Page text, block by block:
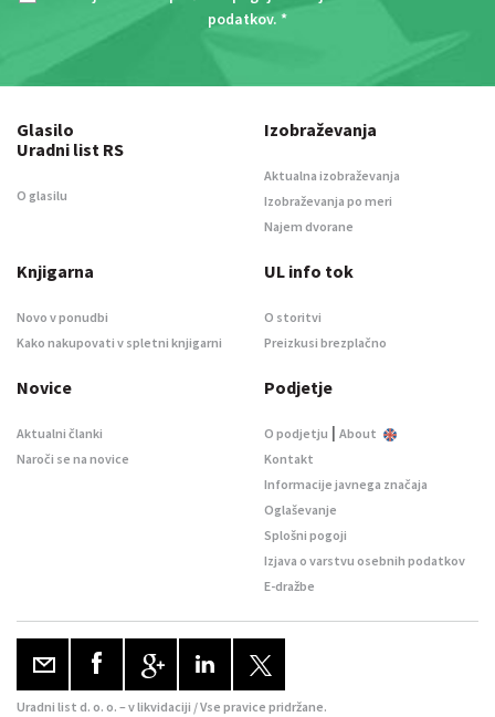
podatkov. *
Glasilo
Uradni list RS
O glasilu
Izobraževanja
Aktualna izobraževanja
Izobraževanja po meri
Najem dvorane
Knjigarna
Novo v ponudbi
Kako nakupovati v spletni knjigarni
UL info tok
O storitvi
Preizkusi brezplačno
Novice
Aktualni članki
Naroči se na novice
Podjetje
O podjetju | About
Kontakt
Informacije javnega značaja
Oglaševanje
Splošni pogoji
Izjava o varstvu osebnih podatkov
E-dražbe
Uradni list d. o. o. – v likvidaciji / Vse pravice pridržane.